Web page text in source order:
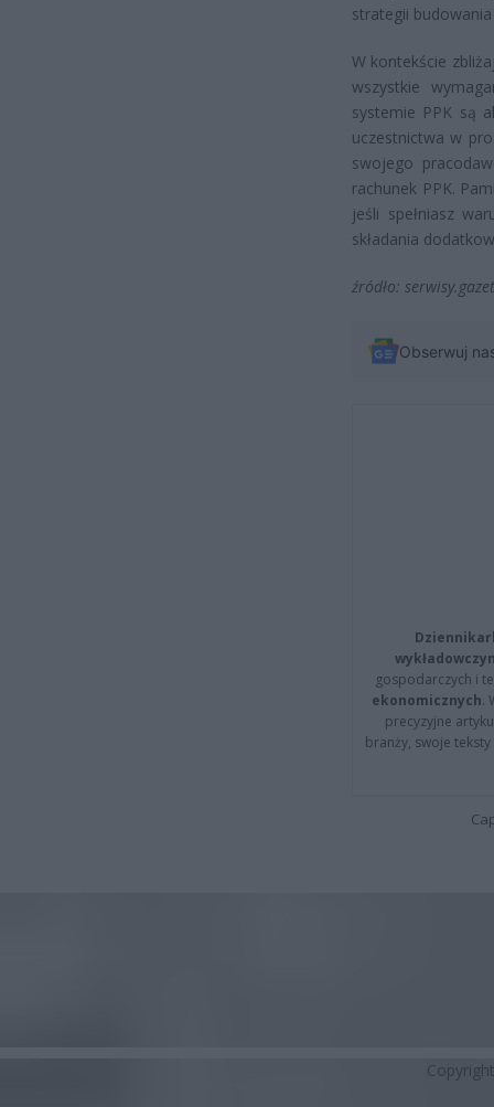
strategii
W kontekście
wszystkie
systemie PPK są
uczestnictwa w
swojego
rachunek PPK.
jeśli spełniasz
składania
źródło:
Obserwuj
gospodarczych i
ekonomicznych.
precyzyjne
branży, swoje